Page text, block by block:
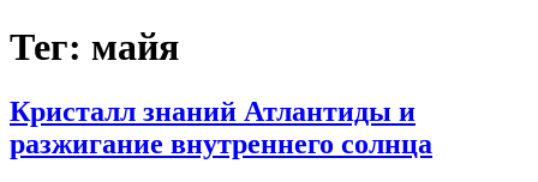
Тег: майя
Кристалл знаний Атлантиды и
разжигание внутреннего солнца